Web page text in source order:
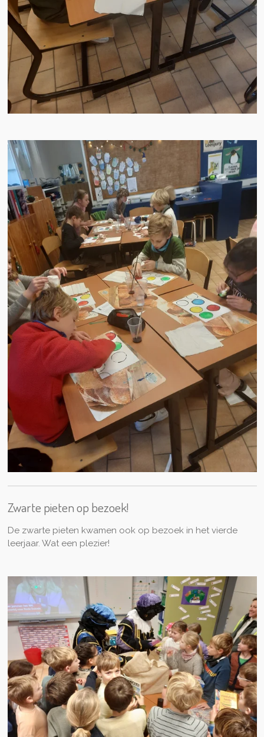
Zwarte pieten op bezoek!
De zwarte pieten kwamen ook op bezoek in het vierde
leerjaar. Wat een plezier!